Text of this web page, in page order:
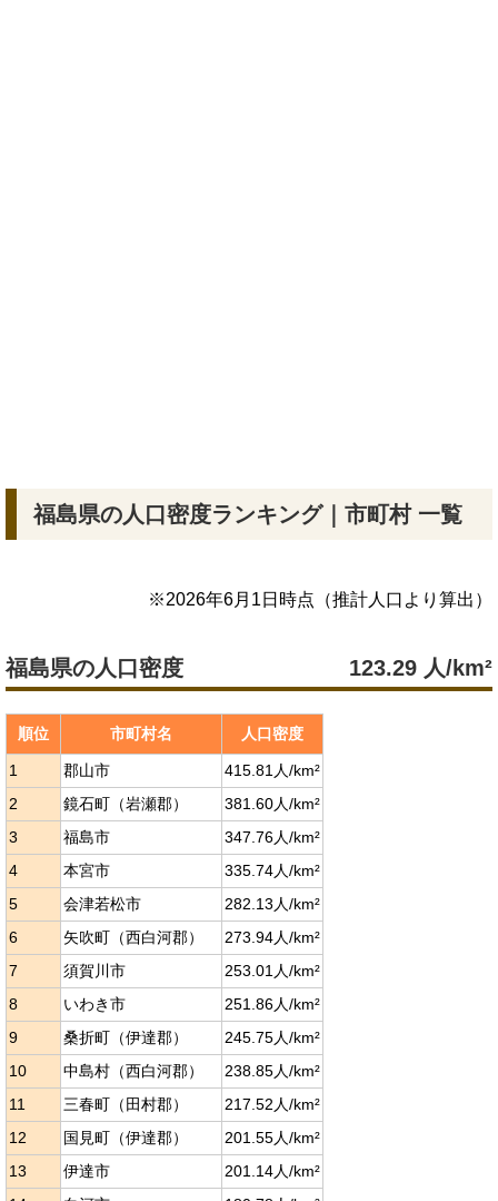
福島県の人口密度ランキング｜市町村 一覧
※2026年6月1日 時点（推計人口より算出）
福島県の人口密度 123.29 人/km²
順位 市町村名 人口密度
1 郡山市
415.81人/km²
2
鏡石町（岩瀬郡）
381.60人/km²
3
福島市
347.76人/km²
4
本宮市
335.74人/km²
5
会津若松市
282.13人/km²
6
矢吹町（西白河郡）
273.94人/km²
7
須賀川市
253.01人/km²
8
いわき市
251.86人/km²
9
桑折町（伊達郡）
245.75人/km²
10
中島村（西白河郡）
238.85人/km²
11
三春町（田村郡）
217.52人/km²
12
国見町（伊達郡）
201.55人/km²
13
伊達市
201.14人/km²